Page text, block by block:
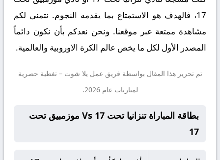
17، فالهدف هو الاستمتاع بما يقدمه النجوم. نتمنى لكم
مشاهدة ممتعة عبر موقعنا. ونحن نعدكم بأن نكون دائماً
المصدر الأول لكل ما يخص عالم الكرة الاوروبية والعالمية.
تم تحرير هذا المقال بواسطة فريق عمل يلا شوت – تغطية حصرية
لمباريات عام 2026.
بطاقة المباراة تنزانيا تحت 17 Vs موزمبيق تحت
17